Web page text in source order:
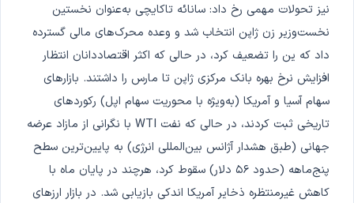
نیز تحولات مهمی رخ داد: سانائه تاکایچی به‌عنوان نخستین
نخست‌وزیر زن ژاپن انتخاب شد و وعده محرک‌های مالی گسترده
داد که ین را تضعیف کرد، در حالی که اکثر اقتصاددانان انتظار
افزایش نرخ بهره بانک مرکزی ژاپن تا مارس را داشتند. بازارهای
سهام آسیا و آمریکا (به‌ویژه با محوریت سهام اپل) رکوردهای
تاریخی ثبت کردند، در حالی که نفت WTI با نگرانی از مازاد عرضه
جهانی (طبق هشدار آژانس بین‌المللی انرژی) به پایین‌ترین سطح
پنج‌ماهه (حدود ۵۶ دلار) سقوط کرد، هرچند در پایان ماه با
کاهش غیرمنتظره ذخایر آمریکا اندکی بازیابی شد. در بازار ارزهای